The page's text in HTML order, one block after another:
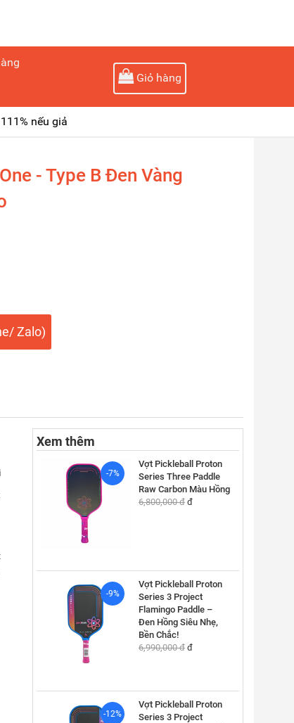
Giỏ hàng
nếu giả
- Type B Đen Vàng
Zalo)
Xem thêm
-7%
Vợt Pickleball Proton
Series Three Paddle
Raw Carbon Màu Hồng
6,800,000 đ đ
-9%
Vợt Pickleball Proton
Series 3 Project
Flamingo Paddle –
Đen Hồng Siêu Nhẹ,
Bền Chắc!
6,990,000 đ đ
-12%
Vợt Pickleball Proton
Series 3 Project